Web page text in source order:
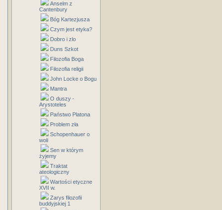
Anselm z
Cantenbury
Bóg Kartezjusza
Czym jest etyka?
Dobro i zlo
Duns Szkot
Filozofia Boga
Filozofia religii
John Locke o Bogu
Mantra
O duszy -
Arystoteles
Państwo Platona
Problem zła
Schopenhauer o
woli
Sen w którym
żyjemy
Traktat
ateologiczny
Wartości etyczne
XVII w.
Zarys filozofii
buddyjskiej 1